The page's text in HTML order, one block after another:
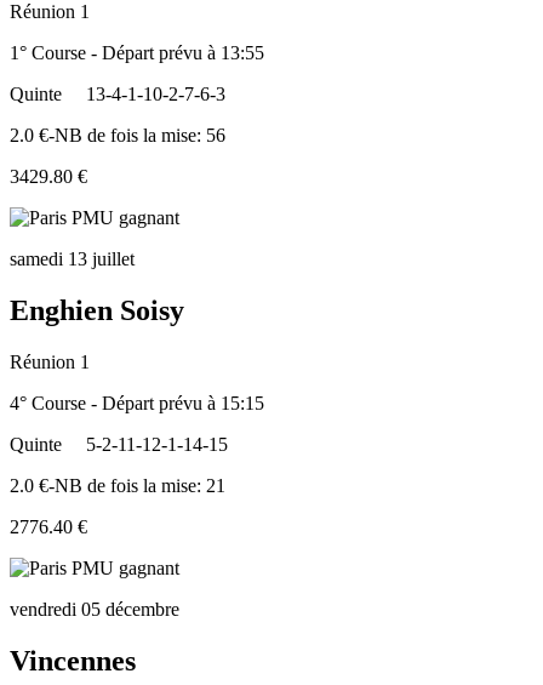
Réunion 1
1° Course - Départ prévu à 13:55
Quinte
13-4-1-10-2-7-6-3
2.0 €-NB de fois la mise: 56
3429.80 €
samedi 13 juillet
Enghien Soisy
Réunion 1
4° Course - Départ prévu à 15:15
Quinte
5-2-11-12-1-14-15
2.0 €-NB de fois la mise: 21
2776.40 €
vendredi 05 décembre
Vincennes